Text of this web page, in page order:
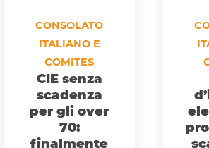
CONSOLATO
ITALIANO E
COMITES
CIE senza
scadenza
per gli over
70:
finalmente